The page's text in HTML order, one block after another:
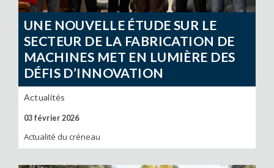
UNE NOUVELLE ÉTUDE SUR LE
SECTEUR DE LA FABRICATION DE
MACHINES MET EN LUMIÈRE DES
DÉFIS D’INNOVATION
Actualités
03 février 2026
Actualité du créneau